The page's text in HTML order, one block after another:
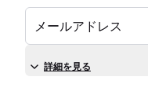
メールアドレス
詳細を見る